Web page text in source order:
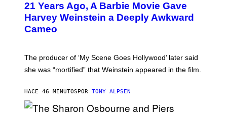
21 Years Ago, A Barbie Movie Gave
Harvey Weinstein a Deeply Awkward
Cameo
The producer of ‘My Scene Goes Hollywood’ later said
she was “mortified” that Weinstein appeared in the film.
HACE 46 MINUTOS POR TONY ALPSEN